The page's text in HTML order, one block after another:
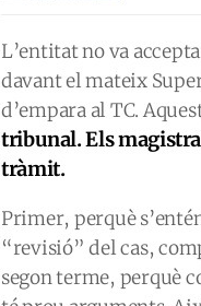
L’entitat no va
davant el mateix
d’empara al TC.
tribunal. Els
tràmit.
Primer, perquè
“revisió” del cas,
segon terme, perquè